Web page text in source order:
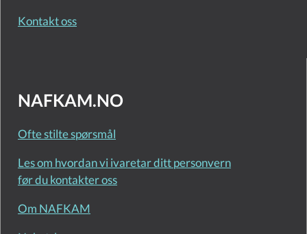
Kontakt oss
NAFKAM.NO
Ofte stilte spørsmål
Les om hvordan vi ivaretar ditt personvern
før du kontakter oss
Om NAFKAM